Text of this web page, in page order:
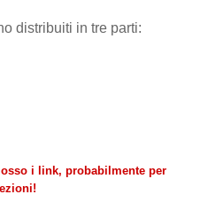
distribuiti in tre parti:
i link, probabilmente per